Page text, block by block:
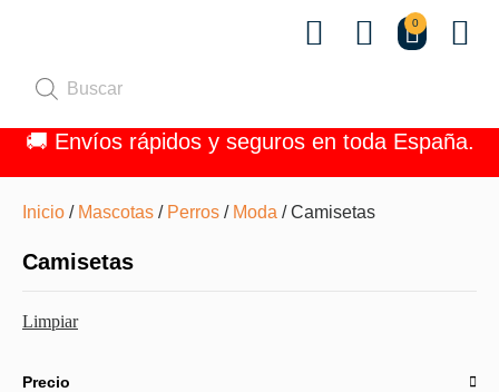
0
🚚 Envíos rápidos y seguros en toda España.
Inicio / Mascotas / Perros / Moda / Camisetas
Camisetas
Limpiar
Precio